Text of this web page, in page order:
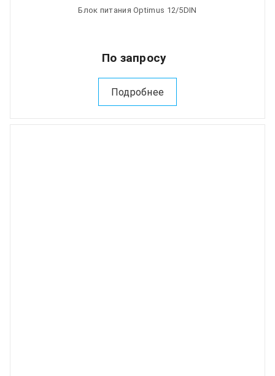
Блок питания Optimus 12/5DIN
По запросу
Подробнее